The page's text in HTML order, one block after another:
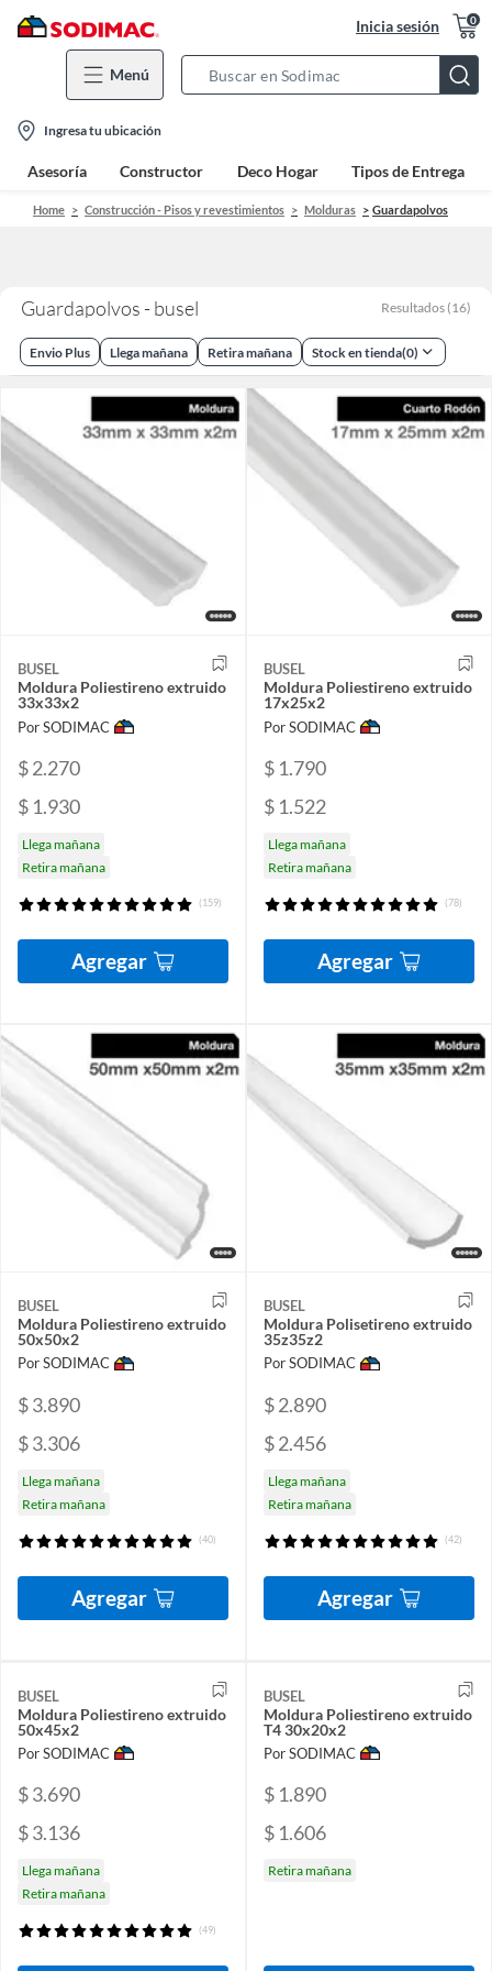
Inicia sesión 0
Menú
Bar
location-
icon
Ingresa tu ubicación
Asesoría Constructor Deco Hogar Tipos de Entrega
Home Construcción - Pisos y revestimientos Molduras Guardapolvos
Guardapolvos - busel Resultados (16)
Envio Plus Llega mañana Retira mañana Stock en tienda(0)
BUSEL
Moldura Poliestireno extruido
33x33x2
Por SODIMAC
$ 2.270
$ 1.930
Llega mañana
Retira mañana
(159)
Agregar
BUSEL
Moldura Poliestireno extruido
17x25x2
Por SODIMAC
$ 1.790
$ 1.522
Llega mañana
Retira mañana
(78)
Agregar
BUSEL
Moldura Poliestireno extruido
50x50x2
Por SODIMAC
$ 3.890
$ 3.306
Llega mañana
Retira mañana
(40)
Agregar
BUSEL
Moldura Polisetireno extruido
35z35z2
Por SODIMAC
$ 2.890
$ 2.456
Llega mañana
Retira mañana
(42)
Agregar
BUSEL
Moldura Poliestireno extruido
50x45x2
Por SODIMAC
$ 3.690
$ 3.136
Llega mañana
Retira mañana
(49)
BUSEL
Moldura Poliestireno extruido
T4 30x20x2
Por SODIMAC
$ 1.890
$ 1.606
Retira mañana